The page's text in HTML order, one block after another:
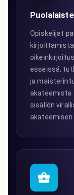
Opiskelijat
esseissä,
ja
akateemista
sisällön
akateemisen